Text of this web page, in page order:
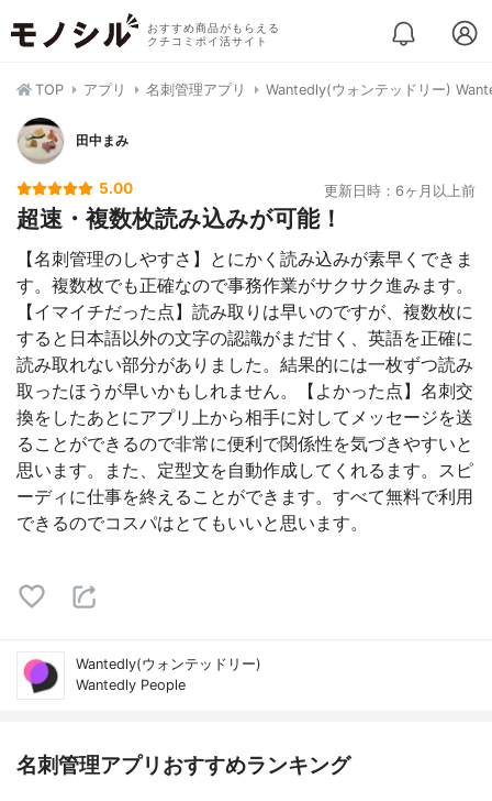
おすすめ商品がもらえる
クチコミポイ活サイト
TOP アプリ 名刺管理アプリ Wantedly(ウォンテッドリー)
田中まみ
5.00 更新日時：6ヶ月以上前
超速・複数枚読み込みが可能！
【名刺管理のしやすさ】とにかく読み込みが素早くできま
す。複数枚でも正確なので事務作業がサクサク進みます。
【イマイチだった点】読み取りは早いのですが、複数枚に
すると日本語以外の文字の認識がまだ甘く、英語を正確に
読み取れない部分がありました。結果的には一枚ずつ読み
取ったほうが早いかもしれません。【よかった点】名刺交
換をしたあとにアプリ上から相手に対してメッセージを送
ることができるので非常に便利で関係性を気づきやすいと
思います。また、定型文を自動作成してくれるます。スピ
ーディに仕事を終えることができます。すべて無料で利用
できるのでコスパはとてもいいと思います。
Wantedly(ウォンテッドリー)
Wantedly People
名刺管理アプリおすすめランキング